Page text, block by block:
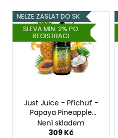
V
ý
p
NELZE ZASLAT DO SK
SLEVA MIN. 2% PO
REGISTRACI
Just Juice - Příchuť -
Papaya Pineapple
Coconut - 30ml
Není skladem
309 Kč
79
Kč